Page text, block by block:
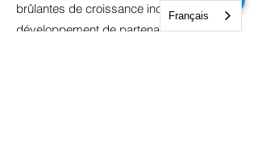
brûlantes de croissance inclusive et de
développement de partenariats.
Français